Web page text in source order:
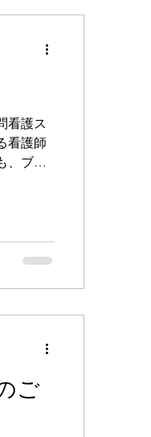
看護ス
看護師
、ブラ
訪問看
いう声
、少し
ショ
支え
ご